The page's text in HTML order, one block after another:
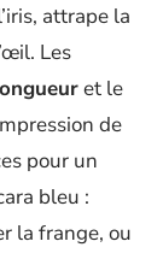
attrape la
Les
et le
de
pour un
bleu :
la frange, ou